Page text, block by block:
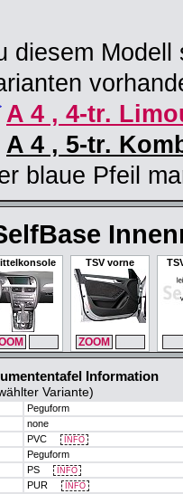
diesem Modell
A 4 , 4-tr.
A 4 , 5-tr.
blaue Pfeil
TSV vorne
ZOOM
Information
Variante)
Peguform
none
PVC
INFO
Peguform
PS
INFO
PUR
INFO